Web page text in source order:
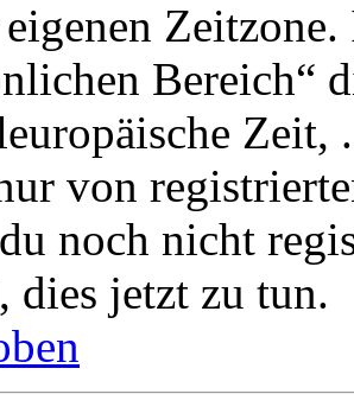
Bereich“
Zeit,
von
noch nicht
dies jetzt zu tun.